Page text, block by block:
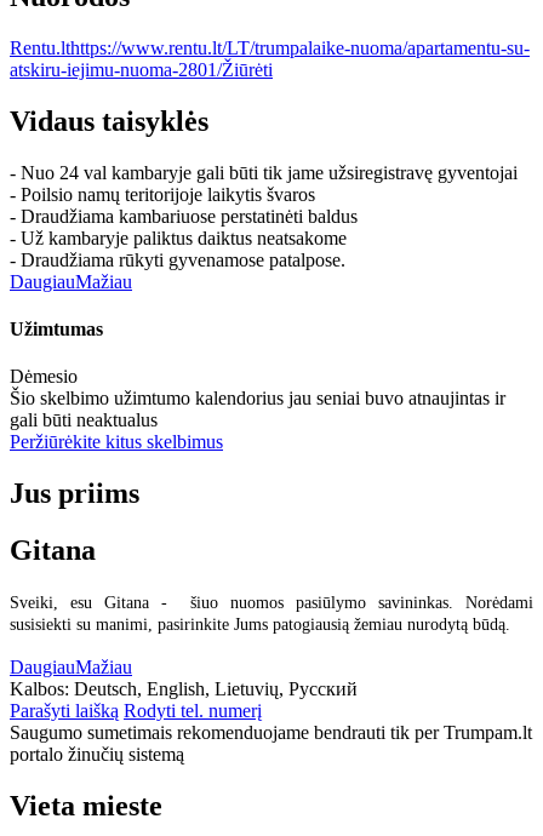
Rentu.lthttps://www.rentu.lt/LT/trumpalaike-nuoma/apartamentu-su-
atskiru-iejimu-nuoma-2801/Žiūrėti
Vidaus taisyklės
- Nuo 24 val kambaryje gali būti tik jame užsiregistravę gyventojai
- Poilsio namų teritorijoje laikytis švaros
- Draudžiama kambariuose perstatinėti baldus
- Už kambaryje paliktus daiktus neatsakome
- Draudžiama rūkyti gyvenamose patalpose.
DaugiauMažiau
Užimtumas
Dėmesio
Šio skelbimo užimtumo kalendorius jau seniai buvo atnaujintas ir
gali būti neaktualus
Peržiūrėkite kitus skelbimus
Jus priims
Gitana
Sveiki, esu Gitana - šiuo nuomos pasiūlymo savininkas. Norėdami
susisiekti su manimi, pasirinkite Jums patogiausią žemiau nurodytą būdą.
DaugiauMažiau
Kalbos: Deutsch, English, Lietuvių, Русский
Parašyti laišką Rodyti tel. numerį
Saugumo sumetimais rekomenduojame bendrauti tik per Trumpam.lt
portalo žinučių sistemą
Vieta mieste